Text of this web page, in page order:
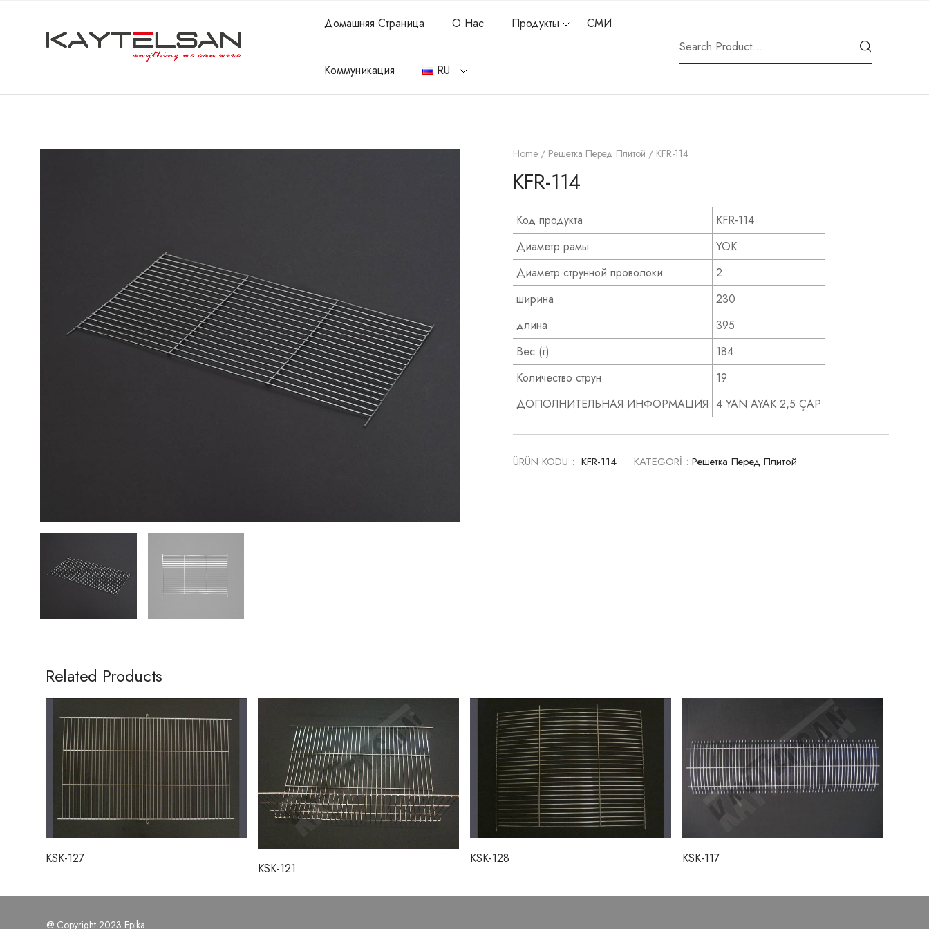
Домашняя Страница О Нас Продукты СМИ
Коммуникация RU
Home / Решетка Перед Плитой / KFR-114
KFR-114
Код продукта
KFR-114
Диаметр рамы
YOK
Диаметр струнной проволоки
2
ширина
230
длина
395
Вес (г)
184
Количество струн
19
ДОПОЛНИТЕЛЬНАЯ ИНФОРМАЦИЯ 4 YAN AYAK 2,5 ÇAP
ÜRÜN KODU : KFR-114 KATEGORİ : Решетка Перед Плитой
Related Products
KSK-127
KSK-121
KSK-128 KSK-117
@ Copyright 2023 Epika